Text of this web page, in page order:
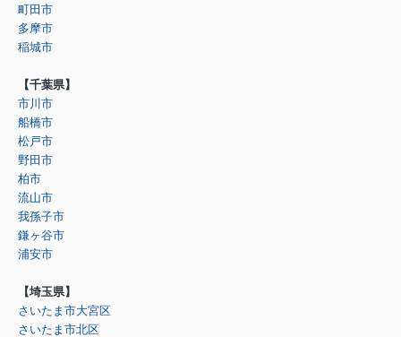
町田市
多摩市
稲城市
【千葉県】
市川市
船橋市
松戸市
野田市
柏市
流山市
我孫子市
鎌ヶ谷市
浦安市
【埼玉県】
さいたま市大宮区
さいたま市北区